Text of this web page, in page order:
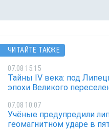
ЧИТАЙТЕ ТАКЖЕ
07.08 15:15
Тайны IV века: под
эпохи Великого
07.08 10:07
Учёные предупредили
геомагнитном ударе в